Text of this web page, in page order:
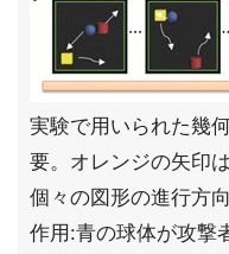
実験で用いられた幾
要。オレンジの矢印
個々の図形の進行方
作用:青の球体が攻撃